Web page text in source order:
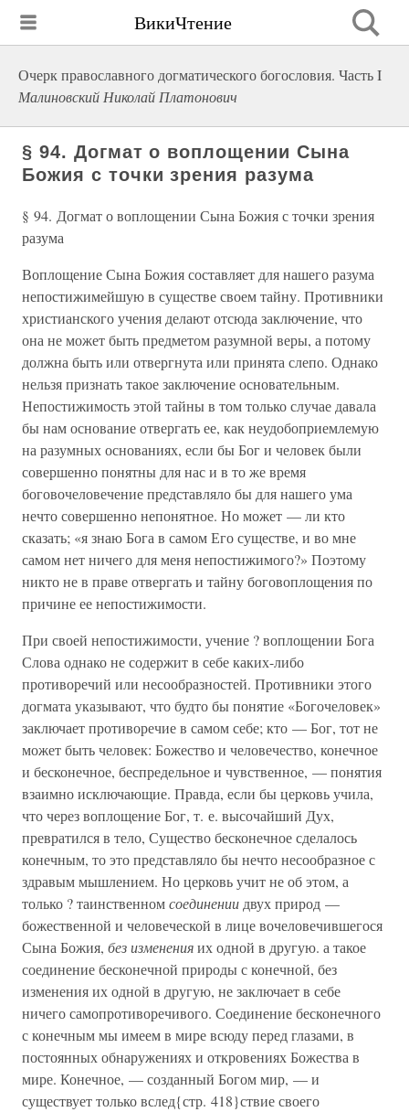
ВикиЧтение
Очерк православного догматического богословия. Часть I
Малиновский Николай Платонович
§ 94. Догмат о воплощении Сына
Божия с точки зрения разума
§ 94. Догмат о воплощении Сына Божия с точки зрения
разума
Воплощение Сына Божия составляет для нашего разума
непостижимейшую в существе своем тайну. Противники
христианского учения делают отсюда заключение, что
она не может быть предметом разумной веры, а потому
должна быть или отвергнута или принята слепо. Однако
нельзя признать такое заключение основательным.
Непостижимость этой тайны в том только случае давала
бы нам основание отвергать ее, как неудобоприемлемую
на разумных основаниях, если бы Бог и человек были
совершенно понятны для нас и в то же время
боговочеловечение представляло бы для нашего ума
нечто совершенно непонятное. Но может — ли кто
сказать; «я знаю Бога в самом Его существе, и во мне
самом нет ничего для меня непостижимого?» Поэтому
никто не в праве отвергать и тайну боговоплощения по
причине ее непостижимости.
При своей непостижимости, учение ? воплощении Бога
Слова однако не содержит в себе каких-либо
противоречий или несообразностей. Противники этого
догмата указывают, что будто бы понятие «Богочеловек»
заключает противоречие в самом себе; кто — Бог, тот не
может быть человек: Божество и человечество, конечное
и бесконечное, беспредельное и чувственное, — понятия
взаимно исключающие. Правда, если бы церковь учила,
что через воплощение Бог, т. е. высочайший Дух,
превратился в тело, Существо бесконечное сделалось
конечным, то это представляло бы нечто несообразное с
здравым мышлением. Но церковь учит не об этом, а
только ? таинственномсоединении двух природ —
божественной и человеческой в лице вочеловечившегося
Сына Божия, без измененияих одной в другую. а такое
соединение бесконечной природы с конечной, без
изменения их одной в другую, не заключает в себе
ничего самопротиворечивого. Соединение бесконечного
с конечным мы имеем в мире всюду перед глазами, в
постоянных обнаружениях и откровениях Божества в
мире. Конечное, — созданный Богом мир, — и
существует только вслед{стр. 418}ствие своего